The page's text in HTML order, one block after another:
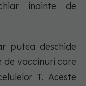
înainte de
putea deschide
de vaccinuri care
T. Aceste